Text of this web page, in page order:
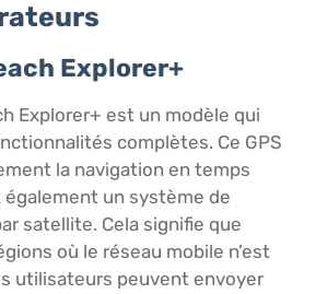
Explorer+
Explorer+ est un modèle qui
complètes. Ce GPS
la navigation en temps
également un système de
satellite. Cela signifie que
où le réseau mobile n’est
utilisateurs peuvent envoyer